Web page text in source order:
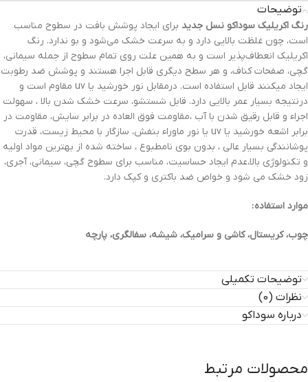
توضیحات
رنگ‌ اکریلیک سوداکو نسل جدید برای ایجاد پوشش بافت در سطوح مناسب
است، چون غلظت بالایی دارد و به سرعت خشک می‌شود و بو ندارد. رنگ
اکریلیک انعطاف‌پذیر است و به همین علت روی تمام سطوح از جمله سیمانی،
گچی، صفحات کناف، و هر سطح دیگری قابل اجرا هستند و پوشش ضد رطوبت
ایجاد میکنند قابل استفاده است. درمقابل نور خورشید یا uv مقاوم است و
درنتیجه بسیار عمر بالایی دارد. قابل شستشو، سرعت خشک شدن بالا ، سهولت
اجراء و قابل رقیق شدن با آب ،مقاومت فوق العاده در برابر سایش، مقاومت در
برابر اشعه خورشید یا uv یا نور ماوراء بنفش، سازگار با محیط زیست، قدرت
پوشانندگی بسیار عالی ، بدون بوی نامطبوع ، ساخته شده از بهترین مواد اولیه
و تکنولوژی بالا،عدم ایجاد حساسیت، مناسب برای سطوح گچی، سیمانی، آجری،
زود خشک می شود و خواص ضد باکتری و کپک دارد.
موارد استفاده :
چوب، کریستال، کاشی و سرامیک، شیشه، سفالگری، پارچه
توضیحات تکمیلی
نظرات (0)
درباره سوداکو
محصولات مرتبط